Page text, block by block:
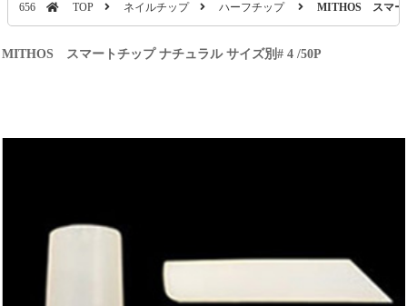
656 TOP ネイルチップ ハーフチップ MITHOS スマー
MITHOS スマートチップ ナチュラル サイズ別# 4 /50P